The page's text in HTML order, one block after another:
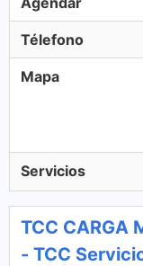
Télefono
Mapa
Servicios
TCC CARGA
- TCC